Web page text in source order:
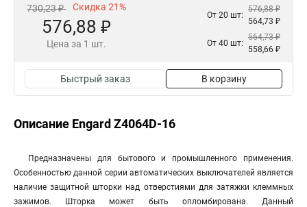
730,23 ₽ Скидка 21%
576,88 ₽
Цена за 1 шт.
От 20 шт:
576,88 ₽
564,73 ₽
От 40 шт:
564,73 ₽
558,66 ₽
Быстрый заказ В корзину
Описание Engard Z4064D-16
Предназначены для бытового и промышленного применения.
Особенностью данной серии автоматических выключателей является
наличие защитной шторки над отверстиями для затяжки клеммных
зажимов. Шторка может быть опломбирована. Данный